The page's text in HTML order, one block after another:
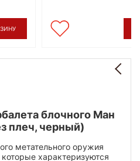
блочного Ман
плеч, черный)
метательного оружия
характеризуются